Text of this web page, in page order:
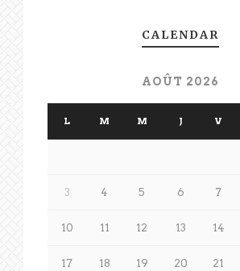
CALENDAR
AOÛT 2026
L M M J V
3 4 5 6 7
10 11 12 13 14
17 18 19 20 21